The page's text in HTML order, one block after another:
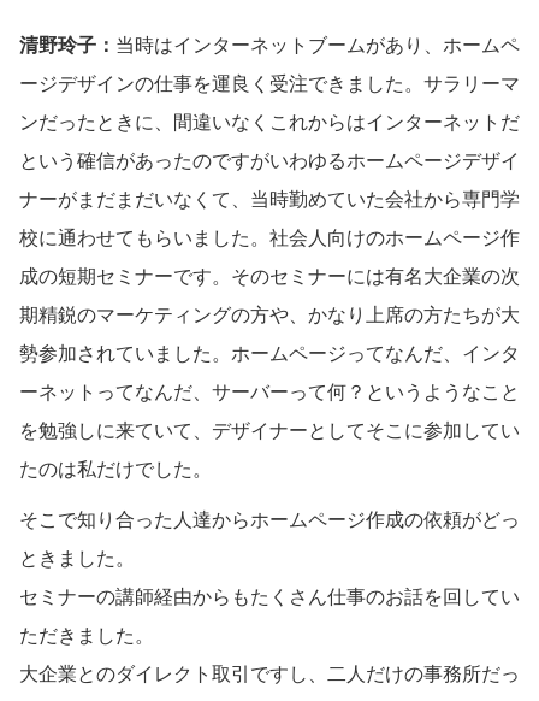
清野玲子： 当時はインターネットブームがあり、ホームペ
ージデザインの仕事を運良く受注できました。サラリーマ
ンだったときに、間違いなくこれからはインターネットだ
という確信があったのですがいわゆるホームページデザイ
ナーがまだまだいなくて、当時勤めていた会社から専門学
校に通わせてもらいました。社会人向けのホームページ作
成の短期セミナーです。そのセミナーには有名大企業の次
期精鋭のマーケティングの方や、かなり上席の方たちが大
勢参加されていました。ホームページってなんだ、インタ
ーネットってなんだ、サーバーって何？というようなこと
を勉強しに来ていて、デザイナーとしてそこに参加してい
たのは私だけでした。
そこで知り合った人達からホームページ作成の依頼がどっ
ときました。
セミナーの講師経由からもたくさん仕事のお話を回してい
ただきました。
大企業とのダイレクト取引ですし、二人だけの事務所だっ